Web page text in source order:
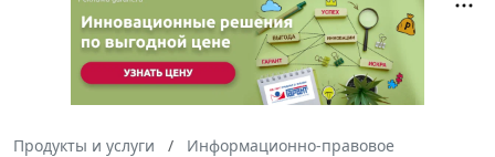
Продукты и услуги
Информационно-правовое